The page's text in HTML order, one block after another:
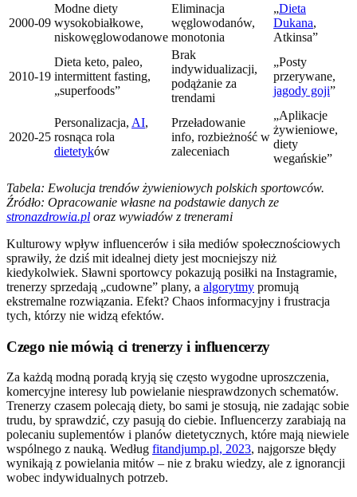
2000-09
Modne diety
wysokobiałkowe,
niskowęglowodanowe
Eliminacja
węglowodanów,
monotonia
„Dieta
Dukana,
Atkinsa”
2010-19
Dieta keto, paleo,
intermittent fasting,
„superfoods”
Brak
indywidualizacji,
podążanie za
trendami
„Posty
przerywane,
jagody goji”
2020-25
Personalizacja, AI,
rosnąca rola
dietetyków
Przeładowanie
info, rozbieżność w
zaleceniach
„Aplikacje
żywieniowe,
diety
wegańskie”
Tabela: Ewolucja trendów żywieniowych polskich sportowców.
Źródło: Opracowanie własne na podstawie danych ze
stronazdrowia.pl oraz wywiadów z trenerami
Kulturowy wpływ influencerów i siła mediów społecznościowych
sprawiły, że dziś mit idealnej diety jest mocniejszy niż
kiedykolwiek. Sławni sportowcy pokazują posiłki na Instagramie,
trenerzy sprzedają „cudowne” plany, a algorytmy promują
ekstremalne rozwiązania. Efekt? Chaos informacyjny i frustracja
tych, którzy nie widzą efektów.
Czego nie mówią ci trenerzy i influencerzy
Za każdą modną poradą kryją się często wygodne uproszczenia,
komercyjne interesy lub powielanie niesprawdzonych schematów.
Trenerzy czasem polecają diety, bo sami je stosują, nie zadając sobie
trudu, by sprawdzić, czy pasują do ciebie. Influencerzy zarabiają na
polecaniu suplementów i planów dietetycznych, które mają niewiele
wspólnego z nauką. Według fitandjump.pl, 2023, najgorsze błędy
wynikają z powielania mitów – nie z braku wiedzy, ale z ignorancji
wobec indywidualnych potrzeb.